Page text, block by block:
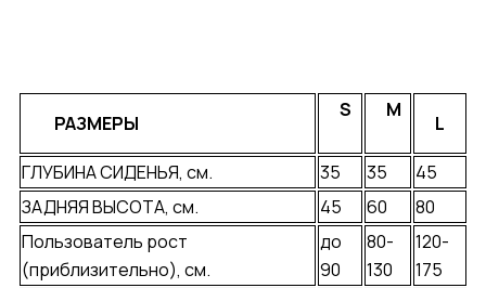
РАЗМЕРЫ
S M
L
ГЛУБИНА СИДЕНЬЯ, см. 35 35
45
ЗАДНЯЯ ВЫСОТА, см.
45 60
80
Пользователь рост
(приблизительно), см.
до
90
80-
130
120-
175